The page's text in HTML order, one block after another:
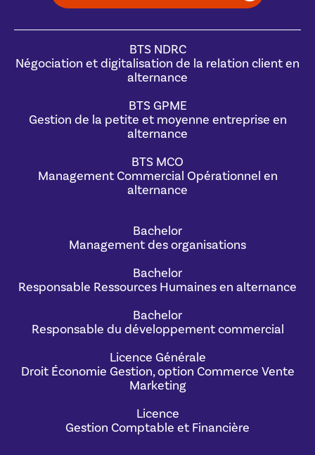
BTS NDRC
Négociation et digitalisation de la relation client en
alternance
BTS GPME
Gestion de la petite et moyenne entreprise en
alternance
BTS MCO
Management Commercial Opérationnel en
alternance
Bachelor
Management des organisations
Bachelor
Responsable Ressources Humaines en alternance
Bachelor
Responsable du développement commercial
Licence Générale
Droit Économie Gestion, option Commerce Vente
Marketing
Licence
Gestion Comptable et Financière